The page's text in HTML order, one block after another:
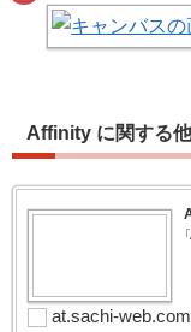
Affinity に関する
at.sachi-web.com